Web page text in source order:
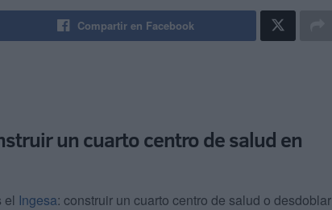
Compartir en Facebook
un cuarto centro de salud en
el Ingesa: construir un cuarto centro de salud o desdoblar